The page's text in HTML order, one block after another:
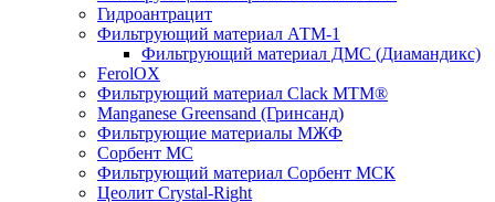
Гидроантрацит
Фильтрующий материал АТМ-1
Фильтрующий материал ДМС (Диамандикс)
FerolOX
Фильтрующий материал Clack MTM®
Manganese Greensand (Гринсанд)
Фильтрующие материалы МЖФ
Сорбент МС
Фильтрующий материал Сорбент МСК
Цеолит Crystal-Right